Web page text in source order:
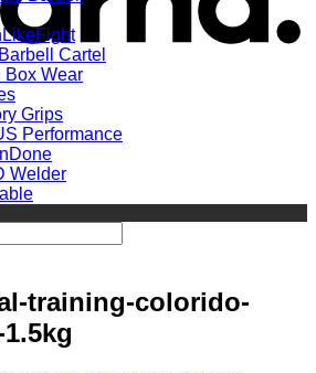
Cartel
Box Wear
Grips
Performance
Welder
training-colorido-